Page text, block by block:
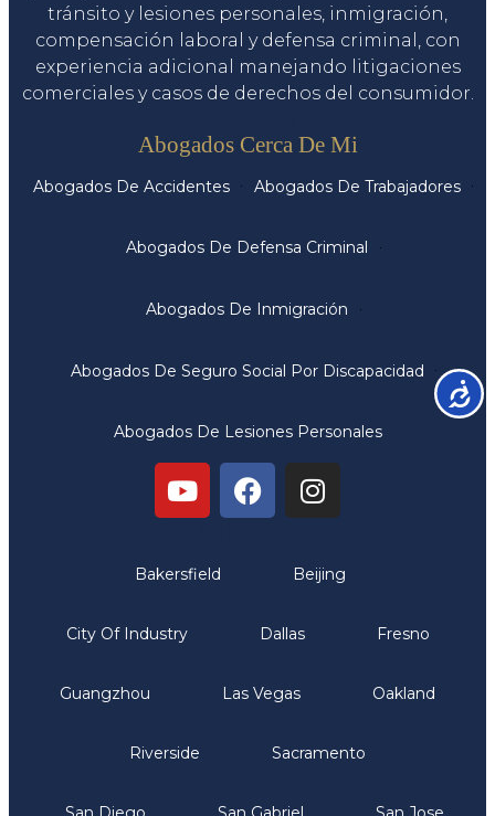
tránsito y lesiones personales, inmigración,
compensación laboral y defensa criminal, con
experiencia adicional manejando litigaciones
comerciales y casos de derechos del consumidor.
Abogados Cerca De Mi
Abogados De Accidentes Abogados De Trabajadores
Abogados De Defensa Criminal
Abogados De Inmigración
Abogados De Seguro Social Por Discapacidad
Abogados De Lesiones Personales
Bakersfield Beijing
City Of Industry Dallas Fresno
Guangzhou Las Vegas Oakland
Riverside Sacramento